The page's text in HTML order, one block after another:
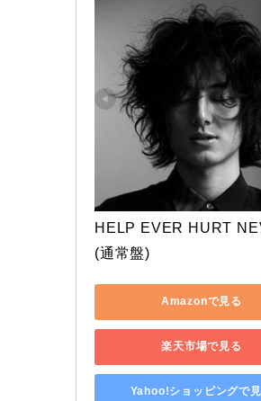
HELP EVER HURT
(通常盤)
Amazonで見る
楽天市場で見る
Yahoo!ショッピングで